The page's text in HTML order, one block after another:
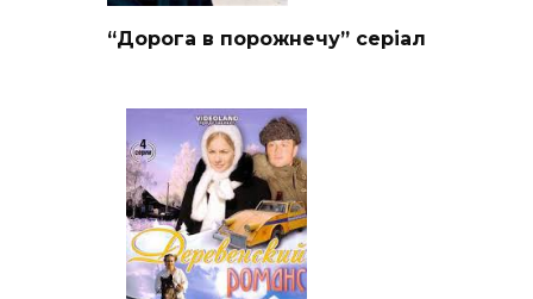
“Дорога в порожнечу” серіал